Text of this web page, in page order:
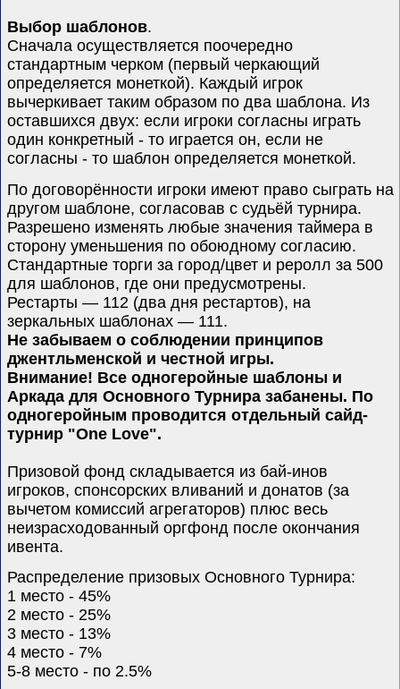
Выбор шаблонов.
Сначала осуществляется поочередно
стандартным черком (первый черкающий
определяется монеткой). Каждый игрок
вычеркивает таким образом по два шаблона. Из
оставшихся двух: если игроки согласны играть
один конкретный - то играется он, если не
согласны - то шаблон определяется монеткой.
По договорённости игроки имеют право сыграть на
другом шаблоне, согласовав с судьёй турнира.
Разрешено изменять любые значения таймера в
сторону уменьшения по обоюдному согласию.
Стандартные торги за город/цвет и реролл за 500
для шаблонов, где они предусмотрены.
Рестарты — 112 (два дня рестартов), на
зеркальных шаблонах — 111.
Не забываем о соблюдении принципов
джентльменской и честной игры.
Внимание! Все одногеройные шаблоны и
Аркада для Основного Турнира забанены. По
одногеройным проводится отдельный сайд-
турнир "One Love".
Призовой фонд складывается из бай-инов
игроков, спонсорских вливаний и донатов (за
вычетом комиссий агрегаторов) плюс весь
неизрасходованный оргфонд после окончания
ивента.
Распределение призовых Основного Турнира:
1 место - 45%
2 место - 25%
3 место - 13%
4 место - 7%
5-8 место - по 2.5%